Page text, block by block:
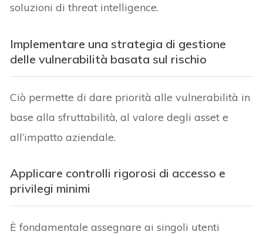
soluzioni di threat intelligence.
Implementare una strategia di gestione
delle vulnerabilità basata sul rischio
Ciò permette di dare priorità alle vulnerabilità in
base alla sfruttabilità, al valore degli asset e
all’impatto aziendale.
Applicare controlli rigorosi di accesso e
privilegi minimi
È fondamentale assegnare ai singoli utenti